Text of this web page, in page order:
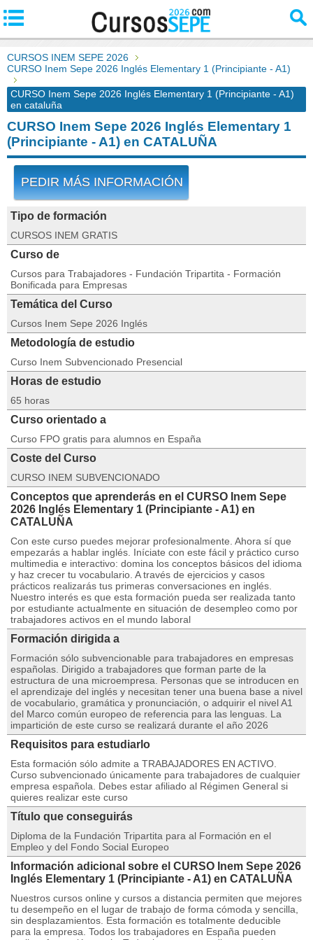
CURSOS INEM SEPE 2026
CURSO Inem Sepe 2026 Inglés Elementary 1 (Principiante - A1)
CURSO Inem Sepe 2026 Inglés Elementary 1 (Principiante - A1)
en cataluña
CURSO Inem Sepe 2026 Inglés Elementary 1
(Principiante - A1) en CATALUÑA
PEDIR MÁS INFORMACIÓN
Tipo de formación
CURSOS INEM GRATIS
Curso de
Cursos para Trabajadores - Fundación Tripartita - Formación
Bonificada para Empresas
Temática del Curso
Cursos Inem Sepe 2026 Inglés
Metodología de estudio
Curso Inem Subvencionado Presencial
Horas de estudio
65 horas
Curso orientado a
Curso FPO gratis para alumnos en España
Coste del Curso
CURSO INEM SUBVENCIONADO
Conceptos que aprenderás en el CURSO Inem Sepe
2026 Inglés Elementary 1 (Principiante - A1) en
CATALUÑA
Con este curso puedes mejorar profesionalmente. Ahora sí que
empezarás a hablar inglés. Iníciate con este fácil y práctico curso
multimedia e interactivo: domina los conceptos básicos del idioma
y haz crecer tu vocabulario. A través de ejercicios y casos
prácticos realizarás tus primeras conversaciones en inglés.
Nuestro interés es que esta formación pueda ser realizada tanto
por estudiante actualmente en situación de desempleo como por
trabajadores activos en el mundo laboral
Formación dirigida a
Formación sólo subvencionable para trabajadores en empresas
españolas. Dirigido a trabajadores que forman parte de la
estructura de una microempresa. Personas que se introducen en
el aprendizaje del inglés y necesitan tener una buena base a nivel
de vocabulario, gramática y pronunciación, o adquirir el nivel A1
del Marco común europeo de referencia para las lenguas. La
impartición de este curso se realizará durante el año 2026
Requisitos para estudiarlo
Esta formación sólo admite a TRABAJADORES EN ACTIVO.
Curso subvencionado únicamente para trabajadores de cualquier
empresa española. Debes estar afiliado al Régimen General si
quieres realizar este curso
Título que conseguirás
Diploma de la Fundación Tripartita para al Formación en el
Empleo y del Fondo Social Europeo
Información adicional sobre el CURSO Inem Sepe 2026
Inglés Elementary 1 (Principiante - A1) en CATALUÑA
Nuestros cursos online y cursos a distancia permiten que mejores
tu desempeño en el lugar de trabajo de forma cómoda y sencilla,
sin desplazamientos. Esta formación es totalmente deducible
para la empresa. Todos los trabajadores en España pueden